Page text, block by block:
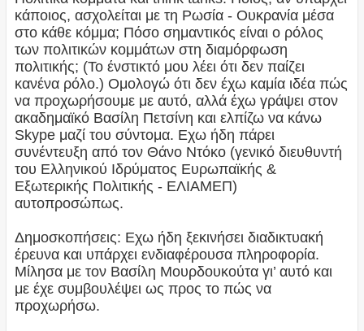
κάποιος, ασχολείται με τη Ρωσία - Ουκρανία μέσα
στο κάθε κόμμα; Πόσο σημαντικός είναι ο ρόλος
των πολιτικών κομμάτων στη διαμόρφωση
πολιτικής; (Το ένστικτό μου λέει ότι δεν παίζει
κανένα ρόλο.) Ομολογώ ότι δεν έχω καμία ιδέα πώς
να προχωρήσουμε με αυτό, αλλά έχω γράψει στον
ακαδημαϊκό Βασίλη Πετσίνη και ελπίζω να κάνω
Skype μαζί του σύντομα. Εχω ήδη πάρει
συνέντευξη από τον Θάνο Ντόκο (γενικό διευθυντή
του Ελληνικού Ιδρύματος Ευρωπαϊκής &
Εξωτερικής Πολιτικής - ΕΛΙΑΜΕΠ)
αυτοπροσώπως.
Δημοσκοπήσεις: Εχω ήδη ξεκινήσει διαδικτυακή
έρευνα και υπάρχει ενδιαφέρουσα πληροφορία.
Μίλησα με τον Βασίλη Μουρδουκούτα γι’ αυτό και
με έχε συμβουλέψει ως προς το πώς να
προχωρήσω.